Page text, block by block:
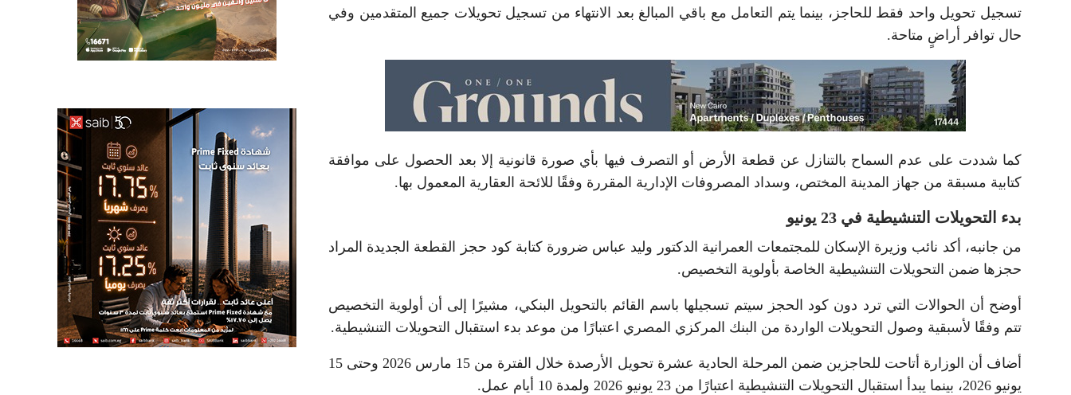
تسجيل تحويل واحد فقط للحاجز، بينما يتم التعامل مع باقي المبالغ بعد الانتهاء من تسجيل تحويلات جميع المتقدمين وفي
حال توافر أراضٍ متاحة.
كما شددت على عدم السماح بالتنازل عن قطعة الأرض أو التصرف فيها بأي صورة قانونية إلا بعد الحصول على موافقة
كتابية مسبقة من جهاز المدينة المختص، وسداد المصروفات الإدارية المقررة وفقًا للائحة العقارية المعمول بها.
بدء التحويلات التنشيطية في 23 يونيو
من جانبه، أكد نائب وزيرة الإسكان للمجتمعات العمرانية الدكتور وليد عباس ضرورة كتابة كود حجز القطعة الجديدة المراد
حجزها ضمن التحويلات التنشيطية الخاصة بأولوية التخصيص.
أوضح أن الحوالات التي ترد دون كود الحجز سيتم تسجيلها باسم القائم بالتحويل البنكي، مشيرًا إلى أن أولوية التخصيص
تتم وفقًا لأسبقية وصول التحويلات الواردة من البنك المركزي المصري اعتبارًا من موعد بدء استقبال التحويلات التنشيطية.
أضاف أن الوزارة أتاحت للحاجزين ضمن المرحلة الحادية عشرة تحويل الأرصدة خلال الفترة من 15 مارس 2026 وحتى 15
يونيو 2026، بينما يبدأ استقبال التحويلات التنشيطية اعتبارًا من 23 يونيو 2026 ولمدة 10 أيام عمل.